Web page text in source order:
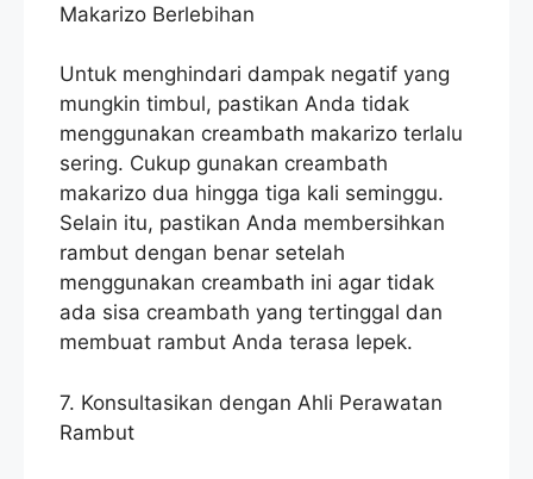
Makarizo Berlebihan
Untuk menghindari dampak negatif yang
mungkin timbul, pastikan Anda tidak
menggunakan creambath makarizo terlalu
sering. Cukup gunakan creambath
makarizo dua hingga tiga kali seminggu.
Selain itu, pastikan Anda membersihkan
rambut dengan benar setelah
menggunakan creambath ini agar tidak
ada sisa creambath yang tertinggal dan
membuat rambut Anda terasa lepek.
7. Konsultasikan dengan Ahli Perawatan
Rambut